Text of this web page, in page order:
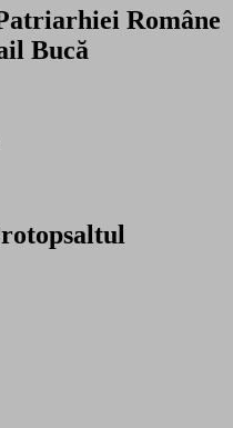
Române
Bucă